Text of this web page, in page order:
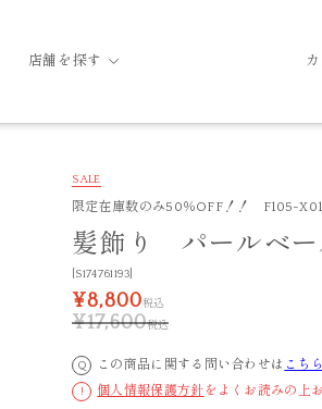
店舗を探す
SALE
限定在庫数のみ50％OFF！！ F105-
髪飾り パールベー
[S174761193]
¥8,800税込
¥17,600税込
Q この商品に関する問い合わせは こちら
! 個人情報保護方針をよくお読みの上